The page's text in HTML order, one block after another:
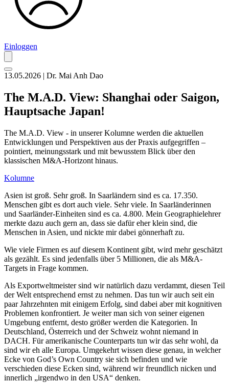
Einloggen
13.05.2026 | Dr. Mai Anh Dao
The M.A.D. View: Shanghai oder Saigon,
Hauptsache Japan!
The M.A.D. View - in unserer Kolumne werden die aktuellen
Entwicklungen und Perspektiven aus der Praxis aufgegriffen –
pointiert, meinungsstark und mit bewusstem Blick über den
klassischen M&A-Horizont hinaus.
Kolumne
Asien ist groß. Sehr groß. In Saarländern sind es ca. 17.350.
Menschen gibt es dort auch viele. Sehr viele. In Saarländerinnen
und Saarländer-Einheiten sind es ca. 4.800. Mein Geographielehrer
merkte dazu auch gern an, dass sie dafür eher klein sind, die
Menschen in Asien, und nickte mir dabei gönnerhaft zu.
Wie viele Firmen es auf diesem Kontinent gibt, wird mehr geschätzt
als gezählt. Es sind jedenfalls über 5 Millionen, die als M&A-
Targets in Frage kommen.
Als Exportweltmeister sind wir natürlich dazu verdammt, diesen Teil
der Welt entsprechend ernst zu nehmen. Das tun wir auch seit ein
paar Jahrzehnten mit einigem Erfolg, sind dabei aber mit kognitiven
Problemen konfrontiert. Je weiter man sich von seiner eigenen
Umgebung entfernt, desto größer werden die Kategorien. In
Deutschland, Österreich und der Schweiz wohnt niemand in
DACH. Für amerikanische Counterparts tun wir das sehr wohl, da
sind wir eh alle Europa. Umgekehrt wissen diese genau, in welcher
Ecke von God’s Own Country sie sich befinden und wie
verschieden diese Ecken sind, während wir freundlich nicken und
innerlich „irgendwo in den USA“ denken.